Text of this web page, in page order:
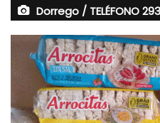
Dorrego / TELÉFONO